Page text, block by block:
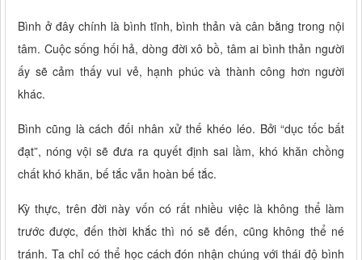
Bình ở đây chính là bình tĩnh, bình thản và cân bằng trong nội
tâm. Cuộc sống hối hả, dòng đời xô bồ, tâm ai bình thản người
ấy sẽ cảm thấy vui vẻ, hạnh phúc và thành công hơn người
khác.
Bình cũng là cách đối nhân xử thế khéo léo. Bởi “dục tốc bất
đạt”, nóng vội sẽ đưa ra quyết định sai lầm, khó khăn chồng
chất khó khăn, bế tắc vẫn hoàn bế tắc.
Kỳ thực, trên đời này vốn có rất nhiều việc là không thể làm
trước được, đến thời khắc thì nó sẽ đến, cũng không thể né
tránh. Ta chỉ có thể học cách đón nhận chúng với thái độ bình